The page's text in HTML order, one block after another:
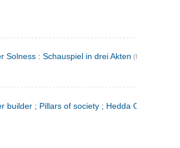
Solness : Schauspiel in drei Akten (tysk)
builder ; Pillars of society ; Hedda Gabler